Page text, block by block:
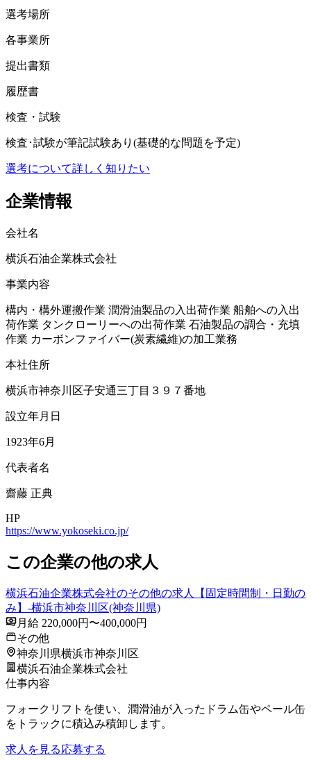
選考場所
各事業所
提出書類
履歴書
検査・試験
検査･試験が筆記試験あり(基礎的な問題を予定)
選考について詳しく知りたい
企業情報
会社名
横浜石油企業株式会社
事業内容
構内・構外運搬作業 潤滑油製品の入出荷作業 船舶への入出
荷作業 タンクローリーへの出荷作業 石油製品の調合・充填
作業 カーボンファイバー(炭素繊維)の加工業務
本社住所
横浜市神奈川区子安通三丁目３９７番地
設立年月日
1923年6月
代表者名
齋藤 正典
HP
https://www.yokoseki.co.jp/
この企業の他の求人
横浜石油企業株式会社のその他の求人【固定時間制・日勤の
み】-横浜市神奈川区(神奈川県)
月給 220,000円〜400,000円
その他
神奈川県横浜市神奈川区
横浜石油企業株式会社
仕事内容
フォークリフトを使い、潤滑油が入ったドラム缶やペール缶
をトラックに積込み積卸します。
求人を見る応募する